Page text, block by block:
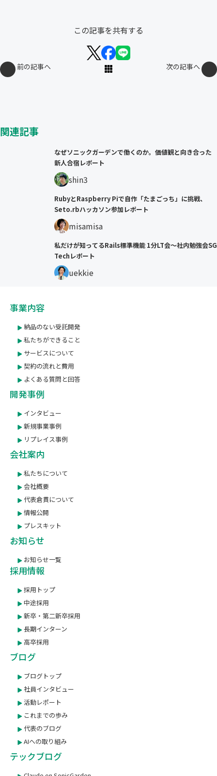
この記事を共有する
前の記事へ 次の記事へ
関連記事
なぜソニックガーデンで働くのか。価値観と向き合った
新人合宿レポート
shin3
RubyとRaspberry Piで自作「たまごっち」に挑戦、
Seto.rbハッカソン参加レポート
misamisa
私だけが知ってるRails標準機能 1分LT会〜社内勉強会SG
Techレポート
uekkie
事業内容
納品のない受託開発
私たちができること
サービスについて
契約の流れと費用
よくある質問と回答
開発事例
インタビュー
新規事業事例
リプレイス事例
会社案内
私たちについて
会社概要
代表倉貫について
情報公開
プレスキット
お知らせ
お知らせ一覧
採用情報
採用トップ
中途採用
新卒・第二新卒採用
長期インターン
高卒採用
ブログ
ブログトップ
社員インタビュー
活動レポート
これまでの歩み
代表のブログ
AIへの取り組み
テックブログ